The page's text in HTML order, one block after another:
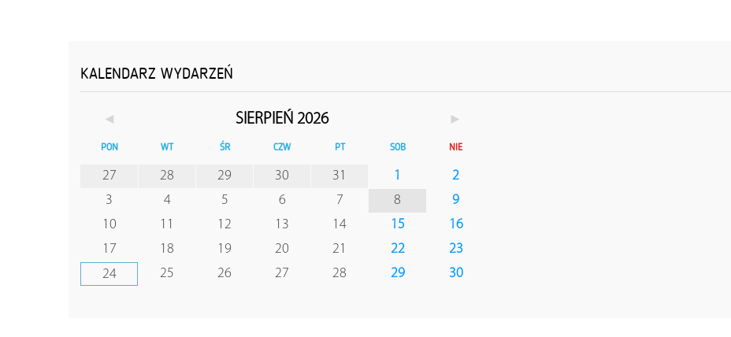
KALENDARZ WYDARZEŃ
◄ SIERPIEŃ 2026 ►
PON WT ŚR CZW PT SOB NIE
27 28 29 30 31 1
2
3
4 5 6 7 8
9
10
11 12 13 14 15
16
17
18 19 20 21 22
23
24
25 26 27 28 29 30